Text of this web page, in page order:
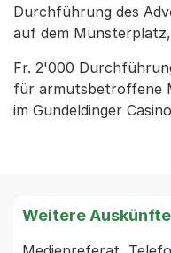
Durchführung des
auf dem
Fr. 2'000
für armutsbetroffene
im Gundeldinger
Weitere Auskünfte